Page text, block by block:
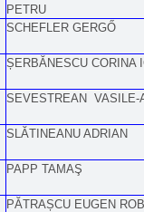
PETRU
SCHEFLER GERGŐ
ȘERBĂNESCU CORINA
SEVESTREAN VASILE-
SLĂTINEANU ADRIAN
PAPP TAMAŞ
PĂTRAȘCU EUGEN